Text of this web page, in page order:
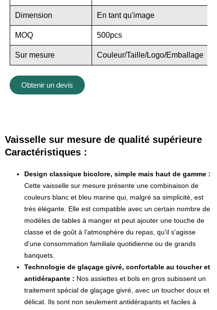
Dimension En tant qu'image
MOQ 500pcs
Sur mesure Couleur/Taille/Logo/Emballage
Obtenir un devis
Vaisselle sur mesure de qualité supérieure
Caractéristiques :
Design classique bicolore, simple mais haut de gamme :
Cette vaisselle sur mesure présente une combinaison de
couleurs blanc et bleu marine qui, malgré sa simplicité, est
très élégante. Elle est compatible avec un certain nombre de
modèles de tables à manger et peut ajouter une touche de
classe et de goût à l'atmosphère du repas, qu'il s'agisse
d'une consommation familiale quotidienne ou de grands
banquets.
Technologie de glaçage givré, confortable au toucher et
antidérapante : Nos assiettes et bols en gros subissent un
traitement spécial de glaçage givré, avec un toucher doux et
délicat. Ils sont non seulement antidérapants et faciles à